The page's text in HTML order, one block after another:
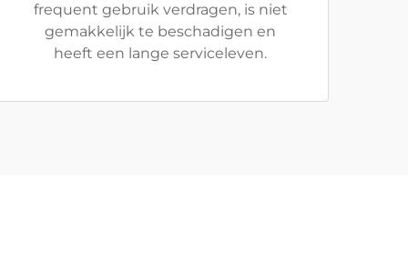
frequent gebruik verdragen, is niet
gemakkelijk te beschadigen en
heeft een lange serviceleven.